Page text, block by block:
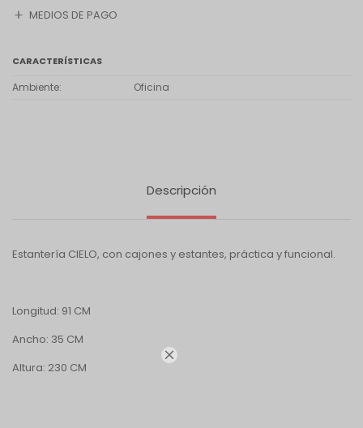

MEDIOS DE PAGO
CARACTERÍSTICAS
Ambiente Oficina
Descripción
Estantería CIELO, con cajones y estantes, práctica y funcional.
Longitud: 91 CM
Ancho: 35 CM
Altura: 230 CM